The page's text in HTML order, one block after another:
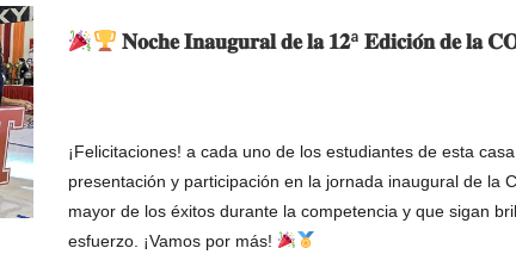
𝐍𝐨𝐜𝐡𝐞 𝐈𝐧𝐚𝐮𝐠𝐮𝐫𝐚𝐥 𝐝𝐞 𝐥𝐚 𝟏𝟐ª 𝐄𝐝𝐢𝐜𝐢𝐨́𝐧 𝐝𝐞
¡Felicitaciones! a cada uno de los estudiantes de esta
presentación y participación en la jornada inaugural de la
mayor de los éxitos durante la competencia y que sigan
esfuerzo. ¡Vamos por más!